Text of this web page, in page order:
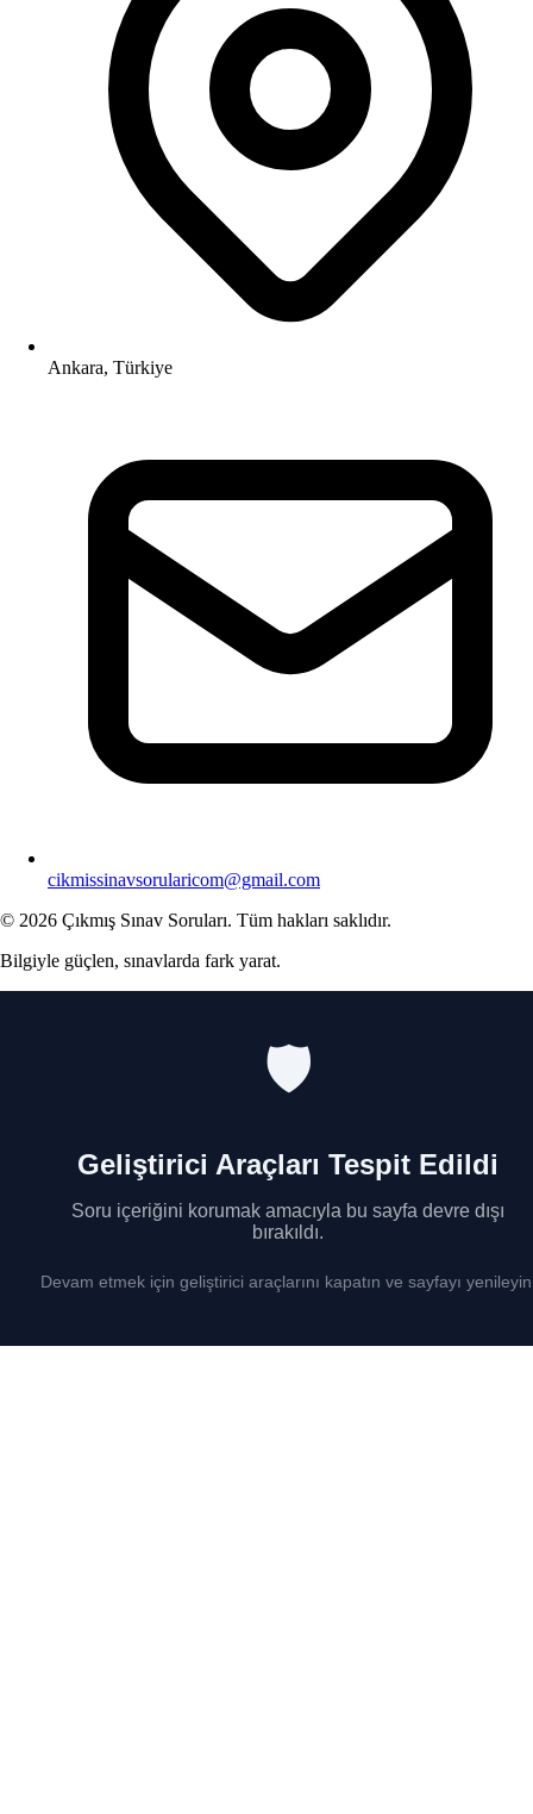
Ankara, Türkiye
cikmissinavsorularicom@gmail.com
© 2026 Çıkmış Sınav Soruları. Tüm hakları saklıdır.
Bilgiyle güçlen, sınavlarda fark yarat.
🛡️
Geliştirici Araçları Tespit Edildi
Soru içeriğini korumak amacıyla bu sayfa devre dışı
bırakıldı.
Devam etmek için geliştirici araçlarını kapatın ve sayfayı